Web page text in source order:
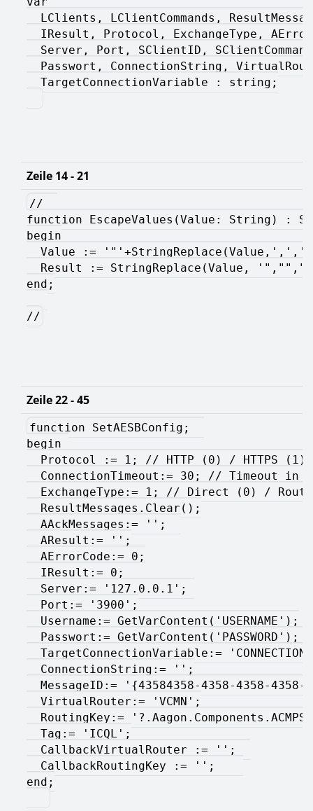
LClients, LClientCommands,
IResult, Protocol, ExchangeType,
Server, Port, SClientID,
Passwort, ConnectionString,
TargetConnectionVariable : string;
Zeile 14 - 21
//
function EscapeValues(Value: String) :
begin
Value :=
Result := StringReplace(Value,
end;
//
Zeile 22 - 45
function SetAESBConfig;
begin
Protocol := 1; // HTTP (0) / HTTPS
ConnectionTimeout:= 30; // Timeout in
ExchangeType:= 1; // Direct (0) /
ResultMessages.Clear();
AAckMessages:= '';
AResult:= '';
AErrorCode:= 0;
IResult:= 0;
Server:= '127.0.0.1';
Port:= '3900';
Username:= GetVarContent('USERNAME');
Passwort:= GetVarContent('PASSWORD');
TargetConnectionVariable:=
ConnectionString:= '';
MessageID:= '{43584358-4358-4358-
VirtualRouter:= 'VCMN';
RoutingKey:=
Tag:= 'ICQL';
CallbackVirtualRouter := '';
CallbackRoutingKey := '';
end;